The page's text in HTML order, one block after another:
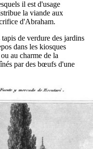
il est d'usage
la viande aux
d'Abraham.
de verdure des jardins
dans les kiosques
au charme de la
par des bœufs d'une